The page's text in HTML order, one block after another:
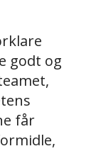
godt og
får